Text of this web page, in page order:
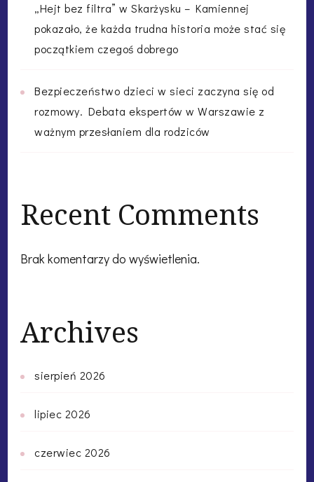
„Hejt bez filtra” w Skarżysku – Kamiennej
pokazało, że każda trudna historia może stać się
początkiem czegoś dobrego
Bezpieczeństwo dzieci w sieci zaczyna się od
rozmowy. Debata ekspertów w Warszawie z
ważnym przesłaniem dla rodziców
Recent Comments
Brak komentarzy do wyświetlenia.
Archives
sierpień 2026
lipiec 2026
czerwiec 2026